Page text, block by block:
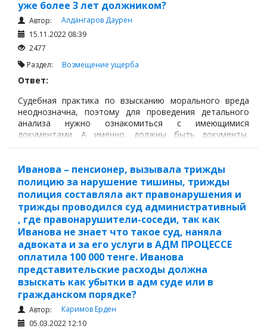
Трудовые отношения
Корпоративные отношения
Договоры
Доверенности
Интернет и право
Возмещение ущерба
Проверка государственных органов
Государственные закупки
Предварительный квалификационный отбор «Самрук-
Қазына» (ПКО)
Некоммерческие организации
Лицензирование (разрешения и уведомления)
Исполнительное производство
Судопроизводство
Подведомственность и подсудность
Лица, участвующие в деле
уже более 3 лет должником?
Автор:
Алдангаров Даурен
15.11.2022 08:39
2477
Раздел: Возмещение ущерба
Ответ:
Судебная практика по взысканию морального вреда
неоднозначна, поэтому для проведения детального
анализа нужно ознакомиться с имеющимися
документами. А именно, должны быть документы,
точно подтверждающие, что именно по вине
сговоре) была незаконная продажа имущества на
торгах.
Иванова – пенсионер, вызывала трижды
полицию за нарушение тишины, трижды
полиция составляла акт правонарушения и
трижды проводился суд административный
, где правонарушители-соседи, так как
Иванова не знает что такое суд, наняла
адвоката и за его услуги в АДМ ПРОЦЕССЕ
оплатила 100 000 тенге. Иванова
представительские расходы должна
взыскать как убытки в адм суде или в
гражданском порядке?
Автор:
Каримов Ерден
05.03.2022 12:10